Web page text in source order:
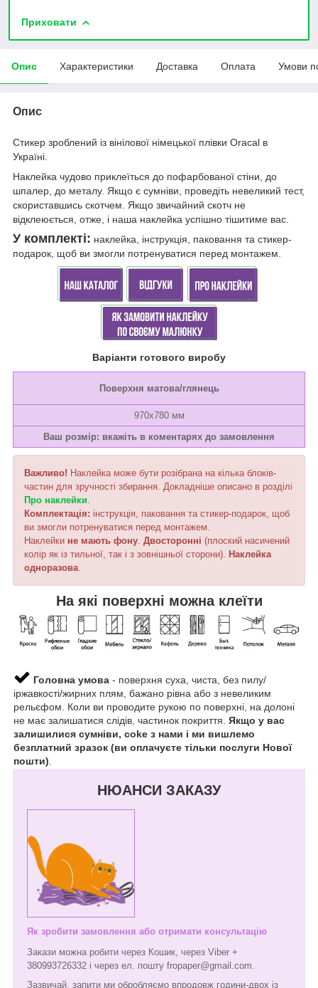
Приховати
Опис Характеристики Доставка Оплата Умови
Опис
Стикер зроблений із вінілової німецької плівки Oracal в
Україні.
Наклейка чудово приклеїться до пофарбованої стіни, до
шпалер, до металу. Якщо є сумніви, проведіть невеликий тест,
скориставшись скотчем. Якщо звичайний скотч не
відклеюється, отже, і наша наклейка успішно тішитиме вас.
У комплекті: наклейка, інструкція, паковання та стикер-
подарок, щоб ви змогли потренуватися перед монтажем.
Варіанти готового виробу
Поверхня матова/глянець
970х780 мм
Ваш розмір: вкажіть в коментарях до замовлення
Важливо! Наклейка може бути розібрана на кілька блоків-
частин для зручності збирання. Докладніше описано в розділі
Про наклейки.
Комплектація: інструкція, паковання та стикер-подарок, щоб
ви змогли потренуватися перед монтажем.
Наклейки не мають фону. Двосторонні (плоский насичений
колір як із тильної, так і з зовнішньої сторони). Наклейка
одноразова.
На які поверхні можна клеїти
Головна умова - поверхня суха, чиста, без пилу/
іржавкості/жирних плям, бажано рівна або з невеликим
рельєфом. Коли ви проводите рукою по поверхні, на долоні
не має залишатися слідів, частинок покриття. Якщо у вас
залишилися сумніви, coke з нами і ми вишлемо
безплатний зразок (ви оплачуєте тільки послуги Нової
пошти).
НЮАНСИ ЗАКАЗУ
Як зробити замовлення або отримати консультацію
Закази можна робити через Кошик, через Viber +
380993726332 і через ел. пошту fropaper@gmail.com.
Зазвичай, запити ми обробляємо впродовж години-двох із